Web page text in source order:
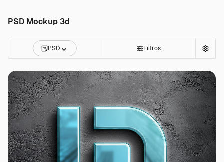
PSD Mockup 3d
PSD Filtros